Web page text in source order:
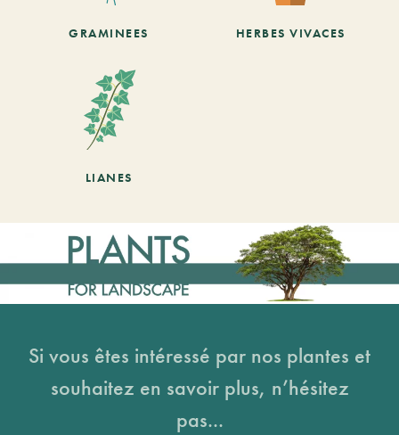
GRAMINEES HERBES VIVACES
LIANES
Si vous êtes intéressé par nos plantes et
souhaitez en savoir plus, n’hésitez
pas...